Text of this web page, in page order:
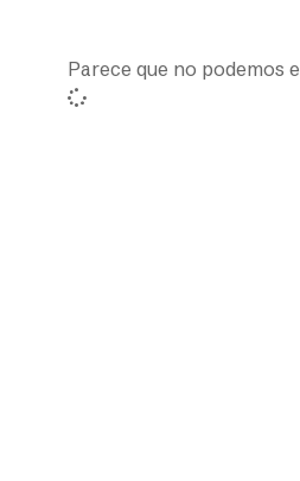
Parece que no podemos